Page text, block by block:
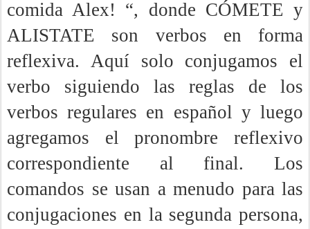
comida Alex! “, donde CÓMETE y
ALISTATE son verbos en forma
reflexiva. Aquí solo conjugamos el
verbo siguiendo las reglas de los
verbos regulares en español y luego
agregamos el pronombre reflexivo
correspondiente al final. Los
comandos se usan a menudo para las
conjugaciones en la segunda persona,